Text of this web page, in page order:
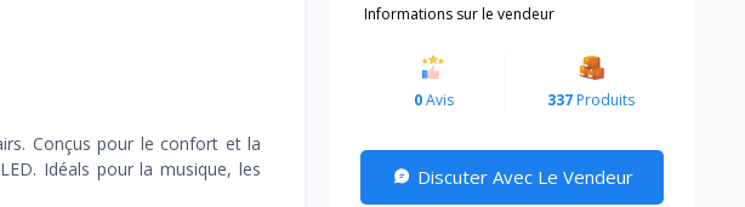
Conçus pour le confort et la
Idéals pour la musique, les
Informations sur le vendeur
0Avis 337 Produits
Discuter Avec Le Vendeur